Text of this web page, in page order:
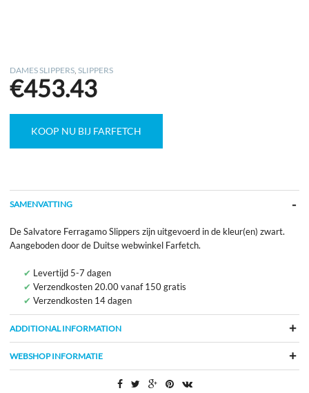
DAMES SLIPPERS ,SLIPPERS
€453.43
KOOP NU BIJ FARFETCH
SAMENVATTING
De Salvatore Ferragamo Slippers zijn uitgevoerd in de kleur(en) zwart.
Aangeboden door de Duitse webwinkel Farfetch.
Levertijd 5-7 dagen
Verzendkosten 20.00 vanaf 150 gratis
Verzendkosten 14 dagen
ADDITIONAL INFORMATION
WEBSHOP INFORMATIE